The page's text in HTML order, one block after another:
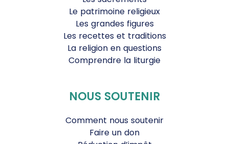
Le patrimoine religieux
Les grandes figures
Les recettes et traditions
La religion en questions
Comprendre la liturgie
NOUS SOUTENIR
Comment nous soutenir
Faire un don